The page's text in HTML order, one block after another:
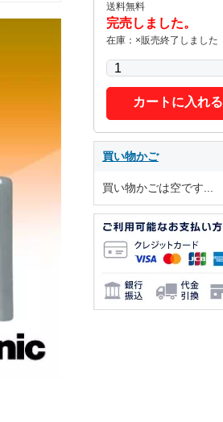
送料無料
完売しました。
在庫：×販売終了しました
カートに入れる
買い物かご
買い物かごは空です...